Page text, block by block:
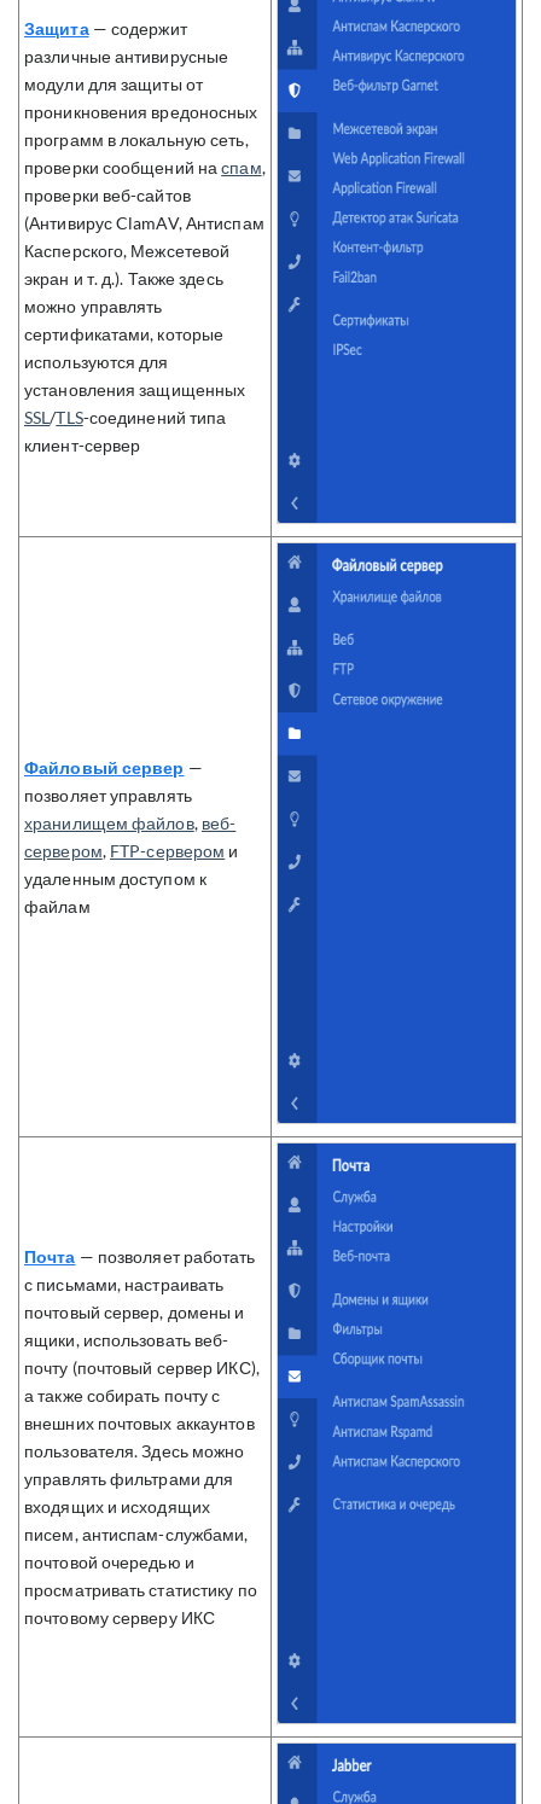
Защита— содержит
различные антивирусные
модули для защиты от
проникновения вредоносных
программ в локальную сеть,
проверки сообщений наспам,
проверки веб-сайтов
(Антивирус ClamAV, Антиспам
Касперского, Межсетевой
экран и т. д.). Также здесь
можно управлять
сертификатами, которые
используются для
установления защищенных
SSL/TLS-соединений типа
клиент-сервер
Файловый сервер —
позволяет управлять
хранилищем файлов, веб-
сервером, FTP-сервером и
удаленным доступом к
файлам
Почта — позволяет работать
с письмами, настраивать
почтовый сервер, домены и
ящики, использовать веб-
почту (почтовый сервер ИКС),
а также собирать почту с
внешних почтовых аккаунтов
пользователя. Здесь можно
управлять фильтрами для
входящих и исходящих
писем, антиспам-службами,
почтовой очередью и
просматривать статистику по
почтовому серверу ИКС